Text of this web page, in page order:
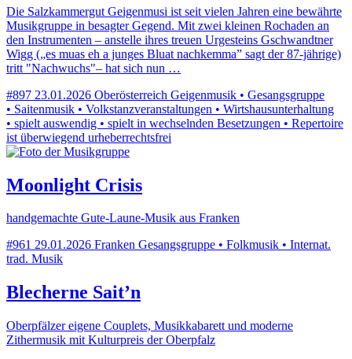
Die Salzkammergut Geigenmusi ist seit vielen Jahren eine bewährte
Musikgruppe in besagter Gegend. Mit zwei kleinen Rochaden an
den Instrumenten – anstelle ihres treuen Urgesteins Gschwandtner
Wigg („es muas eh a junges Bluat nachkemma” sagt der 87-jährige)
tritt "Nachwuchs"– hat sich nun …
#897 23.01.2026 Oberösterreich Geigenmusik • Gesangsgruppe
• Saitenmusik • Volkstanzveranstaltungen • Wirtshausunterhaltung
• spielt auswendig • spielt in wechselnden Besetzungen • Repertoire
ist überwiegend urheberrechtsfrei
Moonlight Crisis
handgemachte Gute-Laune-Musik aus Franken
#961 29.01.2026 Franken Gesangsgruppe • Folkmusik • Internat.
trad. Musik
Blecherne Sait’n
Oberpfälzer eigene Couplets, Musikkabarett und moderne
Zithermusik mit Kulturpreis der Oberpfalz